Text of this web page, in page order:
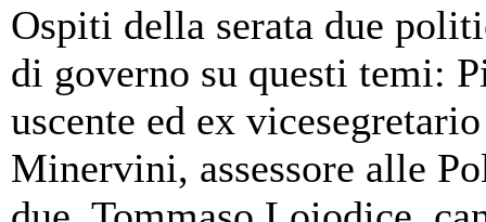
Ospiti della serata due
di governo su questi temi:
uscente ed ex
Minervini, assessore alle